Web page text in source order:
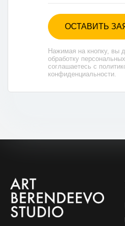
ОСТАВИТЬ
Нажимая на кнопку, вы
обработку
соглашаетесь с
конфиденциальности.